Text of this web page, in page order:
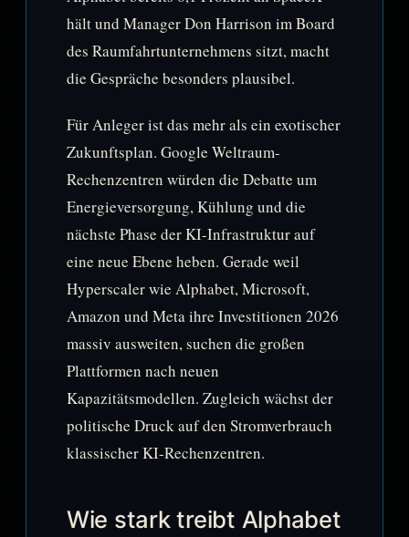
hält und Manager Don Harrison im Board
des Raumfahrtunternehmens sitzt, macht
die Gespräche besonders plausibel.
Für Anleger ist das mehr als ein exotischer
Zukunftsplan. Google Weltraum-
Rechenzentren würden die Debatte um
Energieversorgung, Kühlung und die
nächste Phase der KI-Infrastruktur auf
eine neue Ebene heben. Gerade weil
Hyperscaler wie Alphabet, Microsoft,
Amazon und Meta ihre Investitionen 2026
massiv ausweiten, suchen die großen
Plattformen nach neuen
Kapazitätsmodellen. Zugleich wächst der
politische Druck auf den Stromverbrauch
klassischer KI-Rechenzentren.
Wie stark treibt Alphabet